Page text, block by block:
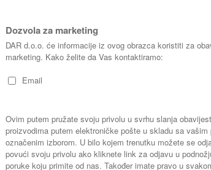
035 491 566 099 4938 375
krunoslav.guberac@dar.hr